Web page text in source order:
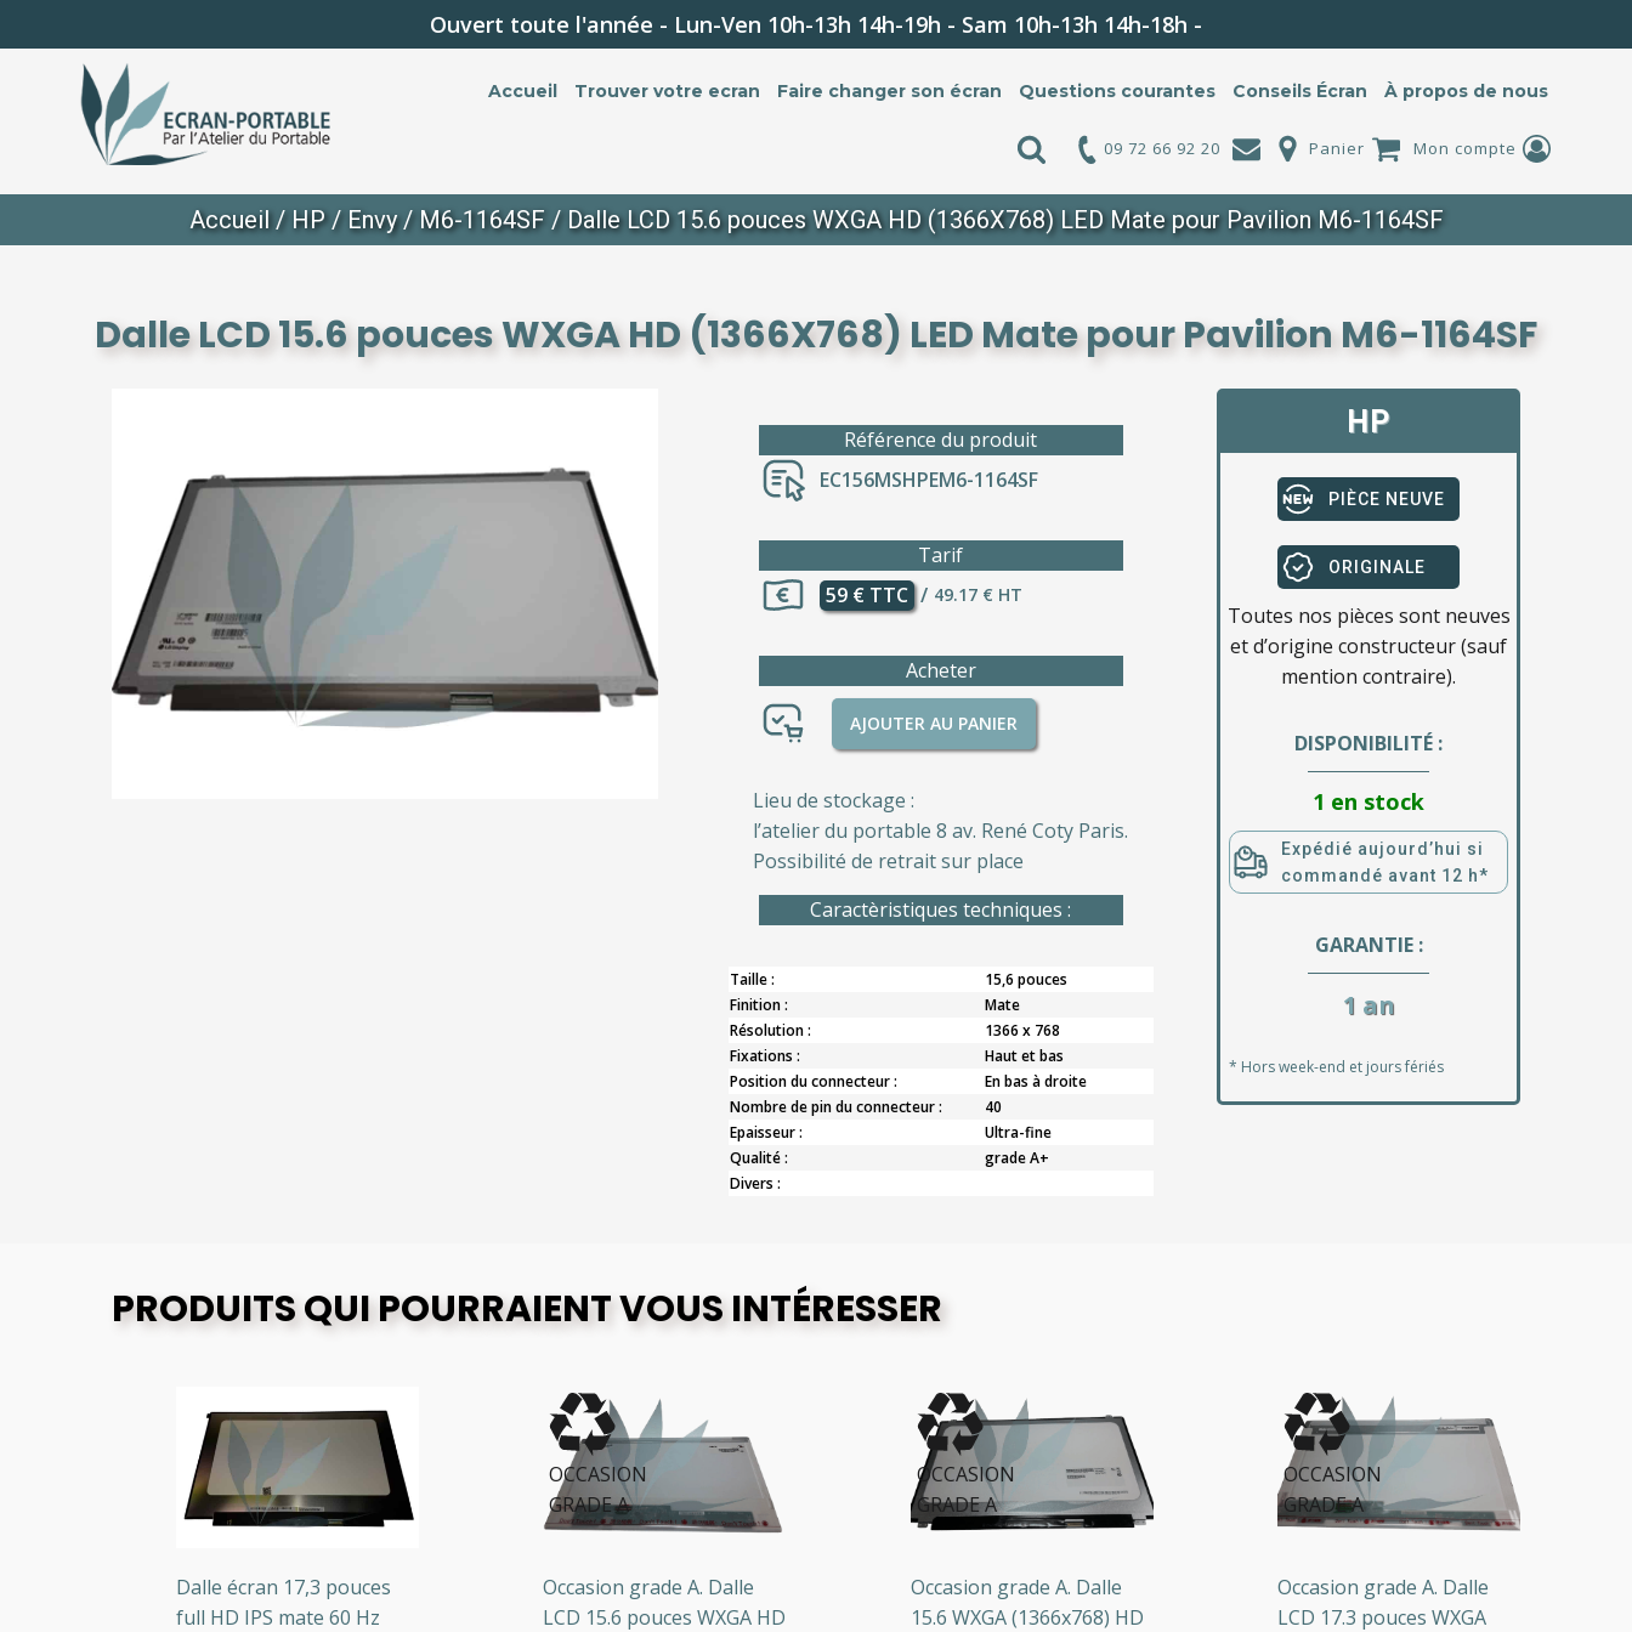
Ouvert toute l'année - Lun-Ven 10h-13h 14h-19h - Sam 10h-13h 14h-18h -
Accueil Trouver votre ecran Faire changer son écran Questions courantes Conseils Écran À propos de nous
09 72 66 92 20 Panier Mon compte
Accueil/ HP/ Envy/ M6-1164SF / Dalle LCD 15.6 pouces WXGA HD (1366X768) LED Mate pour Pavilion M6-1164SF
Dalle LCD 15.6 pouces WXGA HD (1366X768) LED Mate pour Pavilion M6-1164SF
Référence du produit
EC156MSHPEM6-1164SF
Tarif
59 € TTC / 49.17 € HT
Acheter
AJOUTER AU PANIER
Lieu de stockage :
l’atelier du portable 8 av. René Coty Paris.
Possibilité de retrait sur place
Caractèristiques techniques :
Taille :
15,6 pouces
Finition :
Mate
Résolution :
1366 x 768
Fixations :
Haut et bas
Position du connecteur :
En bas à droite
Nombre de pin du connecteur :
40
Epaisseur :
Ultra-fine
Qualité :
grade A+
Divers :
HP
PIÈCE NEUVE
ORIGINALE
Toutes nos pièces sont neuves
et d’origine constructeur (sauf
mention contraire).
DISPONIBILITÉ :
1 en stock
Expédié aujourd’hui si
commandé avant 12 h*
GARANTIE :
1 an
* Hors week-end et jours fériés
PRODUITS QUI POURRAIENT VOUS INTÉRESSER
Dalle écran 17,3 pouces
full HD IPS mate 60 Hz
OCCASION
GRADE A
Occasion grade A. Dalle
LCD 15.6 pouces WXGA HD
OCCASION
GRADE A
Occasion grade A. Dalle
15.6 WXGA (1366x768) HD
OCCASION
GRADE A
Occasion grade A. Dalle
LCD 17.3 pouces WXGA